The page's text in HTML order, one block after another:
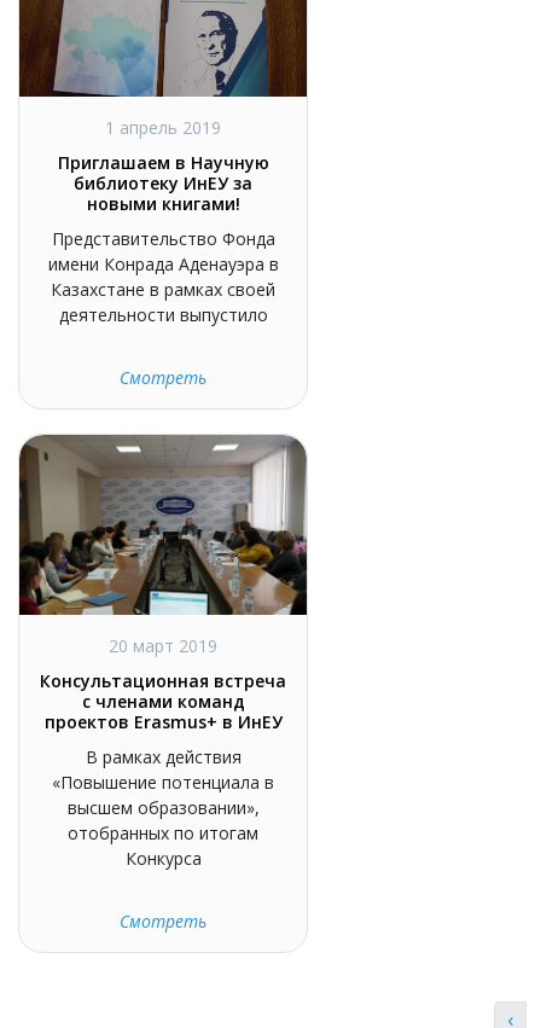
1 апрель 2019
Приглашаем в Научную
библиотеку ИнЕУ за
новыми книгами!
Представительство Фонда
имени Конрада Аденауэра в
Казахстане в рамках своей
деятельности выпустило
Смотреть
20 март 2019
Консультационная встреча
с членами команд
проектов Erasmus+ в ИнЕУ
В рамках действия
«Повышение потенциала в
высшем образовании»,
отобранных по итогам
Конкурса
Смотреть
‹